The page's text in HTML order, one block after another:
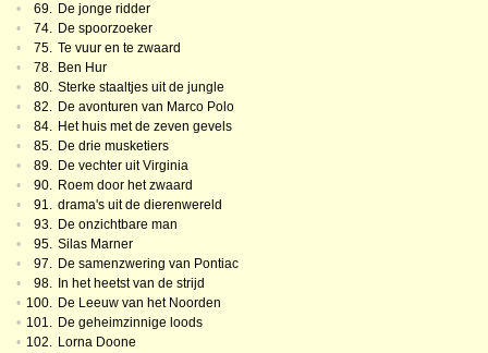
• 69. De jonge ridder
•
74. De spoorzoeker
•
75. Te vuur en te zwaard
•
78. Ben Hur
•
80. Sterke staaltjes uit de jungle
•
82. De avonturen van Marco Polo
•
84. Het huis met de zeven gevels
•
85. De drie musketiers
•
89. De vechter uit Virginia
•
90. Roem door het zwaard
•
91. drama's uit de dierenwereld
•
93. De onzichtbare man
•
95. Silas Marner
•
97. De samenzwering van Pontiac
•
98. In het heetst van de strijd
• 100. De Leeuw van het Noorden
• 101. De geheimzinnige loods
• 102. Lorna Doone